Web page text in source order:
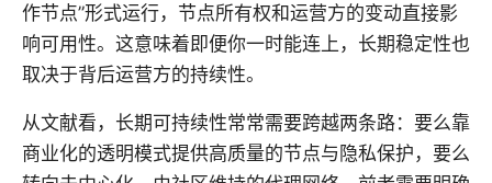
作节点”形式运行，节点所有权和运营方的变动直接影
响可用性。这意味着即便你一时能连上，长期稳定性也
取决于背后运营方的持续性。
从文献看，长期可持续性常常需要跨越两条路：要么靠
商业化的透明模式提供高质量的节点与隐私保护，要么